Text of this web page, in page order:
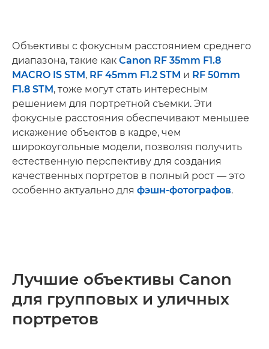
Объективы с фокусным расстоянием среднего
диапазона, такие как Canon RF 35mm F1.8
MACRO IS STM, RF 45mm F1.2 STM и RF 50mm
F1.8 STM, тоже могут стать интересным
решением для портретной съемки. Эти
фокусные расстояния обеспечивают меньшее
искажение объектов в кадре, чем
широкоугольные модели, позволяя получить
естественную перспективу для создания
качественных портретов в полный рост — это
особенно актуально для фэшн-фотографов.
Лучшие объективы Canon
для групповых и уличных
портретов